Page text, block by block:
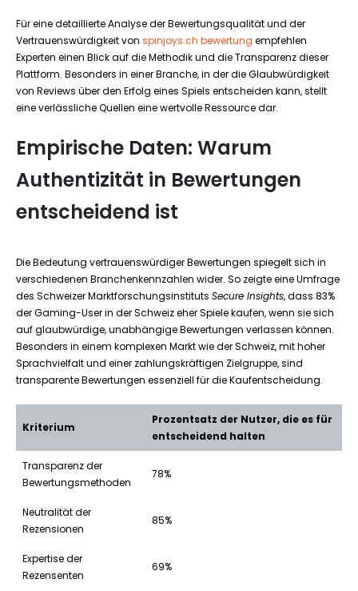
Für eine detaillierte Analyse der Bewertungsqualität und der
Vertrauenswürdigkeit von spinjoys.ch bewertung empfehlen
Experten einen Blick auf die Methodik und die Transparenz dieser
Plattform. Besonders in einer Branche, in der die Glaubwürdigkeit
von Reviews über den Erfolg eines Spiels entscheiden kann, stellt
eine verlässliche Quellen eine wertvolle Ressource dar.
Empirische Daten: Warum
Authentizität in Bewertungen
entscheidend ist
Die Bedeutung vertrauenswürdiger Bewertungen spiegelt sich in
verschiedenen Branchenkennzahlen wider. So zeigte eine Umfrage
des Schweizer Marktforschungsinstituts Secure Insights, dass 83%
der Gaming-User in der Schweiz eher Spiele kaufen, wenn sie sich
auf glaubwürdige, unabhängige Bewertungen verlassen können.
Besonders in einem komplexen Markt wie der Schweiz, mit hoher
Sprachvielfalt und einer zahlungskräftigen Zielgruppe, sind
transparente Bewertungen essenziell für die Kaufentscheidung.
Kriterium
Prozentsatz der Nutzer, die es für
entscheidend halten
Transparenz der
Bewertungsmethoden
78%
Neutralität der
Rezensionen
85%
Expertise der
Rezensenten
69%